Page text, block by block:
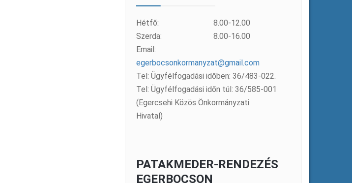
Hétfő:
8.00-12.00
Szerda:
8.00-16.00
Email:
egerbocsonkormanyzat@gmail.com
Tel: Ügyfélfogadási időben: 36/483-022.
Tel: Ügyfélfogadási időn túl: 36/585-001
(Egercsehi Közös Önkormányzati
Hivatal)
PATAKMEDER-RENDEZÉS
EGERBOCSON